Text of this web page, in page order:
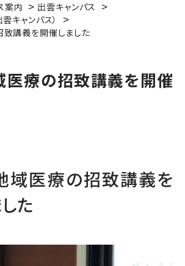
案内
出雲キャンパス
キャンパス）
講義を開催しました
医療の招致講義を開催
域医療の招致講義を
た